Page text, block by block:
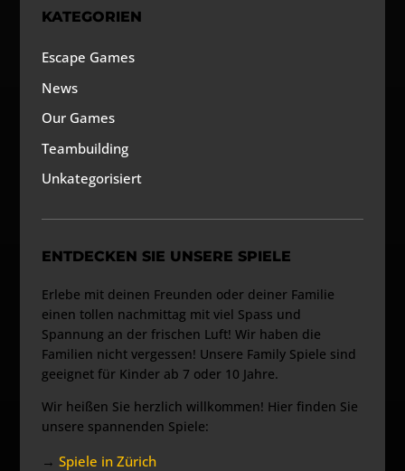
KATEGORIEN
Escape Games
News
Our Games
Teambuilding
Unkategorisiert
ENTDECKEN SIE UNSERE SPIELE
Erlebe mit deinen Freunden oder deiner Familie
einen tollen nachmittag mit viel Spass und
Spannung an der frischen Luft! Wir haben die
Familien nicht vergessen! Unsere Family Spiele sind
geeignet für Kinder ab 7 oder 10 Jahre.
Wir heißen Sie herzlich willkommen! Hier finden Sie
unsere spannenden Spiele:
→Spiele in Zürich